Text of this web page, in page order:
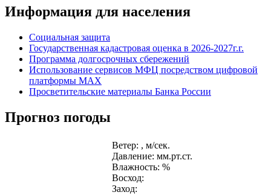
Информация для населения
Социальная защита
Государственная кадастровая оценка в 2026-2027г.г.
Программа долгосрочных сбережений
Использование сервисов МФЦ посредством цифровой
платформы MAX
Просветительские материалы Банка России
Прогноз погоды
Ветер: , м/сек.
Давление: мм.рт.ст.
Влажность: %
Восход:
Заход: